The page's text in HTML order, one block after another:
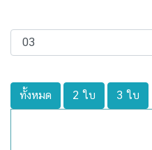
ทั้งหมด 2 ใบ 3 ใบ